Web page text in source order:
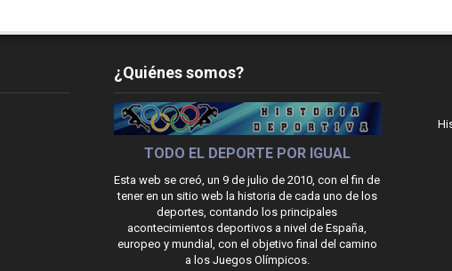
¿Quiénes somos?
TODO EL DEPORTE POR IGUAL
Esta web se creó, un 9 de julio de 2010, con el fin de
tener en un sitio web la historia de cada uno de los
deportes, contando los principales
acontecimientos deportivos a nivel de España,
europeo y mundial, con el objetivo final del camino
a los Juegos Olímpicos.